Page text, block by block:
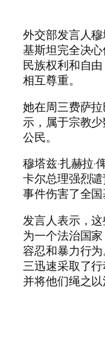
外交部发言人穆
基斯坦完全决
民族权利和自
相互尊重。
她在周三费萨
示，属于宗教
公民。
穆塔兹·扎赫拉·
卡尔总理强烈
事件伤害了全国
发言人表示，
为一个法治国
容忍和暴力行
三迅速采取了
并将他们绳之以